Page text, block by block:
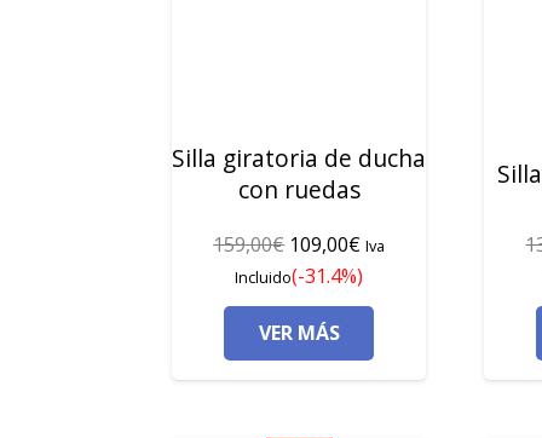
Silla giratoria de ducha
con ruedas
159,00€ El
precio
original
era:
159,00€.
109,00€El
precio
actual
109,00€.
Iva
Incluido(-31.4%)
VER MÁS